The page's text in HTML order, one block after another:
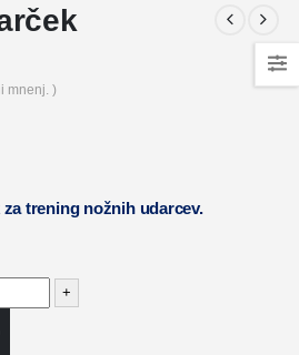
mnenj. )
trening nožnih udarcev.
+